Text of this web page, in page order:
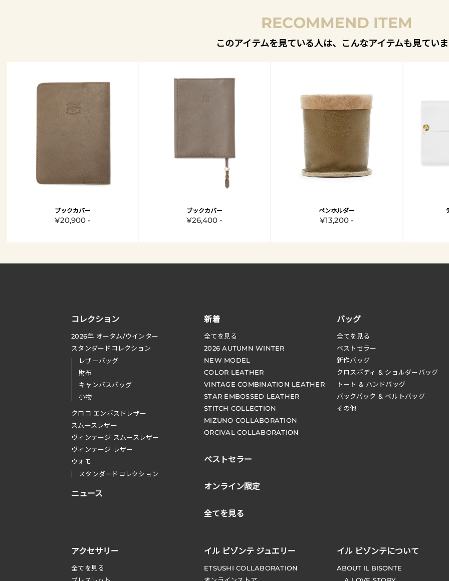
RECOMMEND ITEM
このアイテムを見ている人は、こんなアイテムも見てい
ブックカバー
¥20,900 -
ブックカバー
¥26,400 -
ペンホルダー
¥13,200 -
コレクション
2026年 オータム/ウインター
スタンダードコレクション
レザーバッグ
財布
キャンバスバッグ
小物
クロコ エンボスドレザー
スムースレザー
ヴィンテージ スムースレザー
ヴィンテージ レザー
ウォモ
スタンダードコレクション
ニュース
新着
全てを見る
2026 AUTUMN WINTER
NEW MODEL
COLOR LEATHER
VINTAGE COMBINATION LEATHER
STAR EMBOSSED LEATHER
STITCH COLLECTION
MIZUNO COLLABORATION
ORCIVAL COLLABORATION
ベストセラー
オンライン限定
全てを見る
バッグ
全てを見る
ベストセラー
新作バッグ
クロスボディ & ショルダーバッグ
トート & ハンドバッグ
バックパック & ベルトバッグ
その他
アクセサリー
全てを見る
イル ビゾンテ ジュエリー
ETSUSHI COLLABORATION
イル ビゾンテについて
ABOUT IL BISONTE